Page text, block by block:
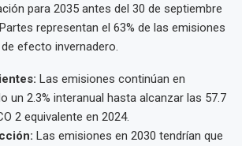
para 2035 antes del 30 de septiembre
representan el 63% de las emisiones
efecto invernadero.
Las emisiones continúan en
un 2.3% interanual hasta alcanzar las 57.7
2 equivalente en 2024.
Las emisiones en 2030 tendrían que